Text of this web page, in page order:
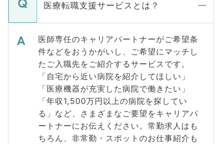
医療転職支援サービスとは？
医師専任のキャリアパートナーがご希望条
件などをおうかがいし、ご希望にマッチし
たご入職先をご紹介するサービスです。
「自宅から近い病院を紹介してほしい」
「医療機器が充実した病院で働きたい」
「年収1,500万円以上の病院を探してい
る」など、さまざまなご要望をキャリアパ
ートナーにお伝えください。常勤求人はも
ちろん、非常勤・スポットのお仕事紹介も